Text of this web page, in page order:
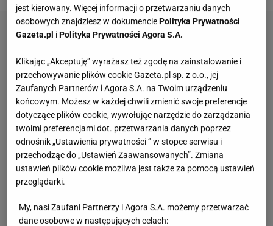
jest kierowany. Więcej informacji o przetwarzaniu danych
osobowych znajdziesz w dokumenciePolityka Prywatności
Gazeta.pl iPolityka Prywatności Agora S.A.
Klikając „Akceptuję” wyrażasz też zgodę na zainstalowanie i
przechowywanie plików cookie Gazeta.pl sp. z o.o., jej
Zaufanych Partnerów i Agora S.A. na Twoim urządzeniu
końcowym. Możesz w każdej chwili zmienić swoje preferencje
dotyczące plików cookie, wywołując narzędzie do zarządzania
twoimi preferencjami dot. przetwarzania danych poprzez
odnośnik „Ustawienia prywatności ” w stopce serwisu i
przechodząc do „Ustawień Zaawansowanych”. Zmiana
ustawień plików cookie możliwa jest także za pomocą ustawień
przeglądarki.
My, nasi Zaufani Partnerzy i Agora S.A. możemy przetwarzać
dane osobowe w następujących celach: